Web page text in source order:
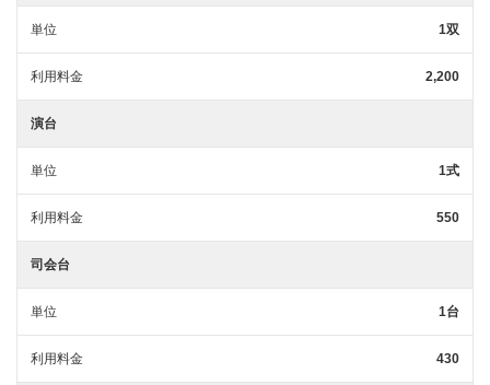
単位 1双
利用料金 2,200
演台
単位 1式
利用料金 550
司会台
単位 1台
利用料金 430